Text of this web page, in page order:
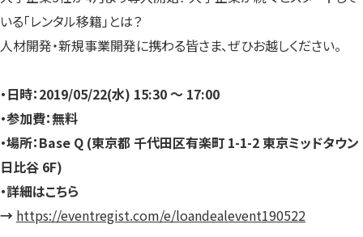
いる「レンタル移籍」とは？
人材開発・新規事業開発に携わる皆さま、ぜひお越しください。
・日時：2019/05/22(水) 15:30 ～ 17:00
・参加費：無料
・場所：Base Q (東京都 千代田区有楽町 1-1-2 東京ミッドタウン
日比谷 6F)
・詳細はこちら
→ https://eventregist.com/e/loandealevent190522